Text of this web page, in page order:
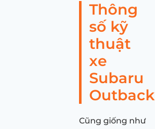
Thông
số kỹ
thuật
xe
Subaru
Outback
Cũng giống như